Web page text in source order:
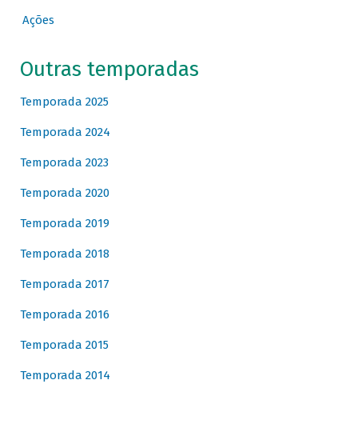
Ações
Outras temporadas
Temporada 2025
Temporada 2024
Temporada 2023
Temporada 2020
Temporada 2019
Temporada 2018
Temporada 2017
Temporada 2016
Temporada 2015
Temporada 2014